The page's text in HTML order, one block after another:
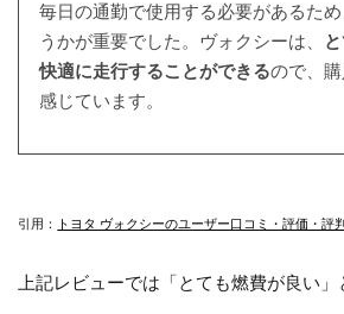
毎日の通勤で使用する必要があるた
うかが重要でした。ヴォクシーは、
快適に走行することができるので、
感じています。
引用： トヨタ ヴォクシーのユーザー口コミ・評価・評
上記レビューでは「とても燃費が良い」